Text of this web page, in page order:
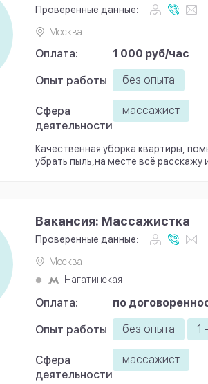
Проверенные данные:
Москва
Оплата: 1 000 руб/час
Опыт работы без опыта
Сфера
деятельности
массажист
Качественная уборка квартиры,
убрать пыль,на месте всë расскажу
Вакансия: Массажистка
Проверенные данные:
Москва
Нагатинская
Оплата: по
Опыт работы без опыта 1
Сфера
деятельности
массажист